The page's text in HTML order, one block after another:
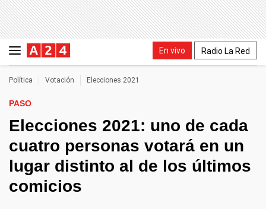
En vivo Radio La Red
Política Votación Elecciones 2021
PASO
Elecciones 2021: uno de cada
cuatro personas votará en un
lugar distinto al de los últimos
comicios